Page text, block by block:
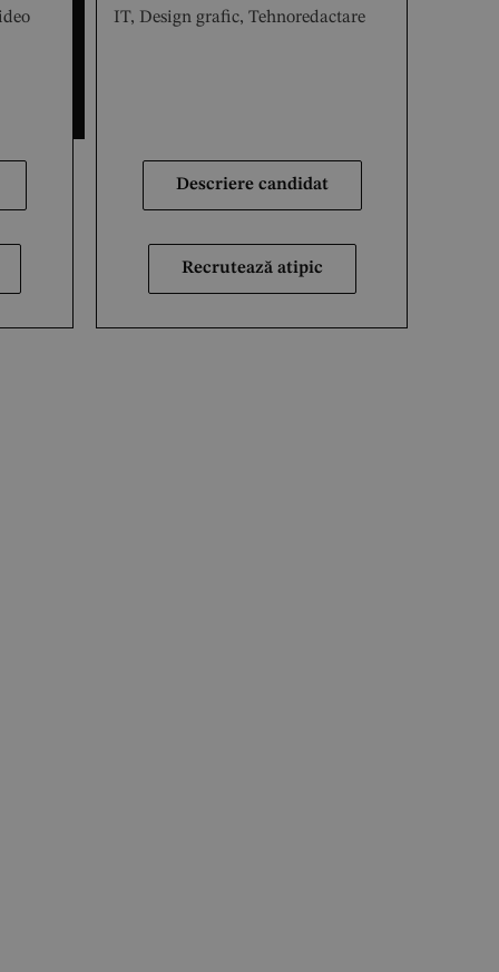
IT, Design grafic, Tehnoredactare
Descriere candidat
Recrutează atipic